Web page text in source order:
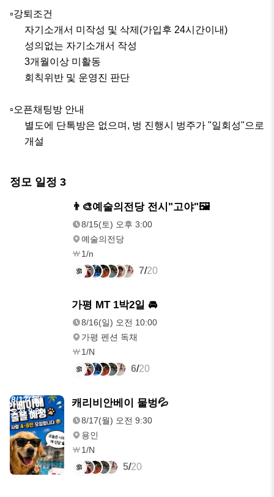
▫️강퇴조건
▫️오픈채팅방 안내
      개설
정모 일정 3
👨‍🎨예술의전당 전시"고야"🖼️
8/15(토) 오후 3:00
예술의전당
1/n
7/20
가평 MT 1박2일 🚘
8/16(일) 오전 10:00
가평 펜션 독채
1/N
6/20
8/17(월)
오전 9:30
캐리비안베이 물벙💦
8/17(월) 오전 9:30
용인
1/N
5/20